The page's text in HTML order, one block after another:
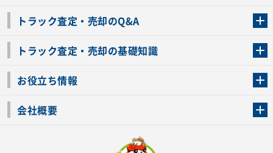
トラック査定・売却のQ&A
トラック査定・売却の基礎知識
お役立ち情報
会社概要